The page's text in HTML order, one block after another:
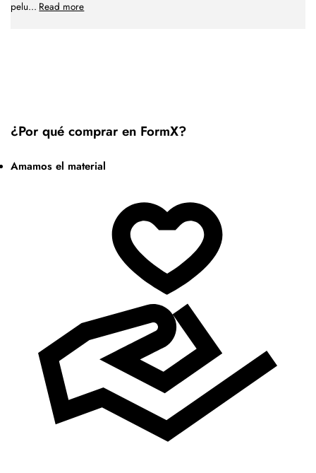
pelu... Read more
¿Por qué comprar en FormX?
Amamos el material